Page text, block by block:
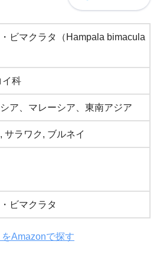
ビマクラタ（Hampala bimacula
イ科
ア、マレーシア、東南アジア
サラワク, ブルネイ
ビマクラタ
Amazonで探す